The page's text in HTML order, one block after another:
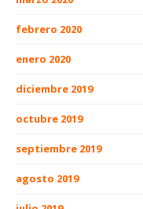
febrero 2020
enero 2020
diciembre 2019
octubre 2019
septiembre 2019
agosto 2019